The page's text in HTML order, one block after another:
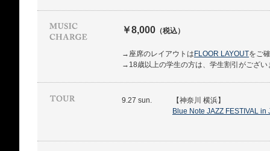
￥8,000 （税込）
→座席のレイアウトは FLOOR LAYOUTをご
→18歳以上の学生の方は、学生割引がござい
9.27 sun.
【神奈川 横浜】
Blue Note JAZZ FESTIVAL in